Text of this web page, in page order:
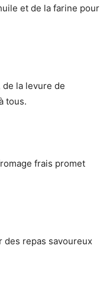
et de la farine pour
de la levure de
tous.
frais promet
des repas savoureux